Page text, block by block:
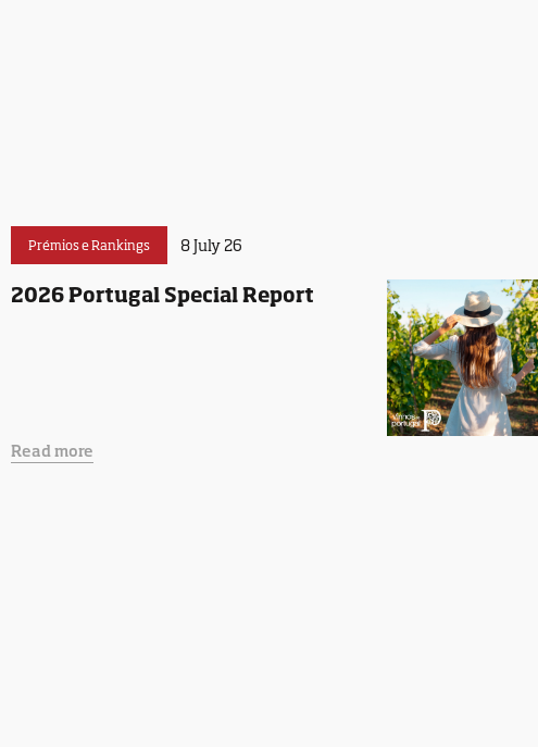
Prémios e Rankings 8 July 26
2026 Portugal Special Report
Read more